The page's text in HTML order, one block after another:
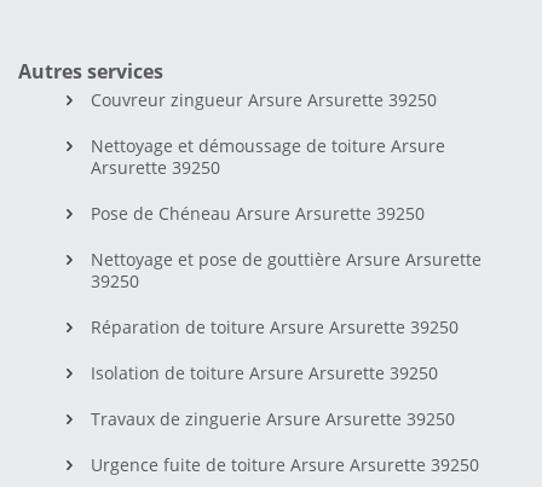
Autres services
Couvreur zingueur Arsure Arsurette 39250
Nettoyage et démoussage de toiture Arsure
Arsurette 39250
Pose de Chéneau Arsure Arsurette 39250
Nettoyage et pose de gouttière Arsure Arsurette
39250
Réparation de toiture Arsure Arsurette 39250
Isolation de toiture Arsure Arsurette 39250
Travaux de zinguerie Arsure Arsurette 39250
Urgence fuite de toiture Arsure Arsurette 39250